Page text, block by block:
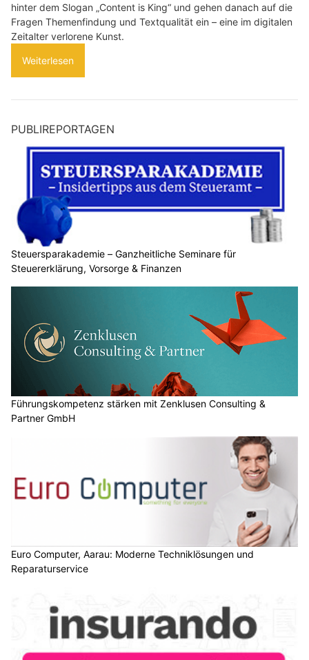
hinter dem Slogan „Content is King“ und gehen danach auf die
Fragen Themenfindung und Textqualität ein – eine im digitalen
Zeitalter verlorene Kunst.
Weiterlesen
PUBLIREPORTAGEN
Steuersparakademie – Ganzheitliche Seminare für
Steuererklärung, Vorsorge & Finanzen
Führungskompetenz stärken mit Zenklusen Consulting &
Partner GmbH
Euro Computer, Aarau: Moderne Techniklösungen und
Reparaturservice